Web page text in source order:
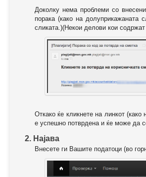
Доколку нема проблеми со
порака (како на долуприкажаната
сликата.)(Некои делови кои
Откако ќе кликнете на линкот
е успешно потврдена и ќе може да
2. Најава
Внесете ги Вашите податоци (во